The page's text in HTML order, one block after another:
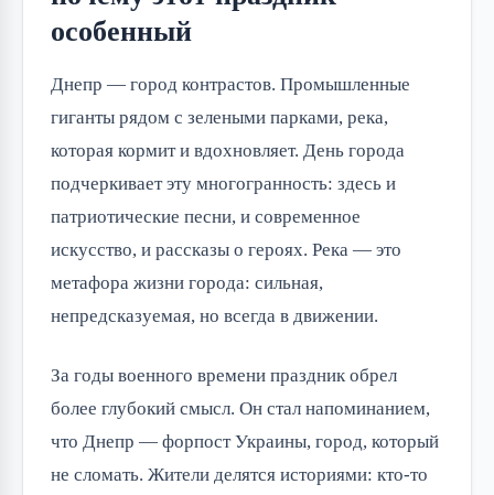
особенный
Днепр — город контрастов. Промышленные
гиганты рядом с зелеными парками, река,
которая кормит и вдохновляет. День города
подчеркивает эту многогранность: здесь и
патриотические песни, и современное
искусство, и рассказы о героях. Река — это
метафора жизни города: сильная,
непредсказуемая, но всегда в движении.
За годы военного времени праздник обрел
более глубокий смысл. Он стал напоминанием,
что Днепр — форпост Украины, город, который
не сломать. Жители делятся историями: кто-то